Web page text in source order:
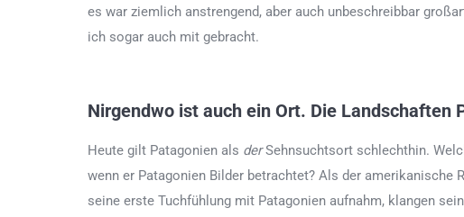
es war ziemlich anstrengend, aber auch unbeschreibbar
ich sogar auch mit gebracht.
Nirgendwo ist auch ein Ort. Die Landschaften
Heute gilt Patagonien als derSehnsuchtsort schlechthin.
wenn er Patagonien Bilder betrachtet? Als der amerikanische
seine erste Tuchfühlung mit Patagonien aufnahm, klangen